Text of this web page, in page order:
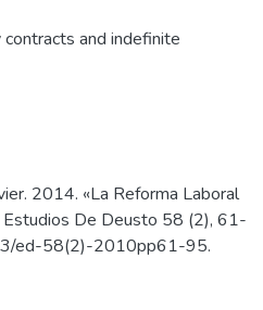
and indefinite
2014. «La Reforma Laboral
Estudios De Deusto 58 (2), 61-
ed-58(2)-2010pp61-95.